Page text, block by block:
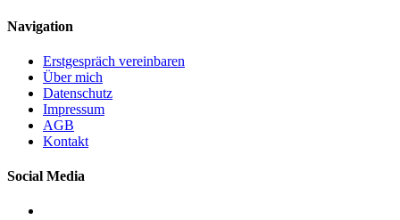
Navigation
Erstgespräch vereinbaren
Über mich
Datenschutz
Impressum
AGB
Kontakt
Social Media